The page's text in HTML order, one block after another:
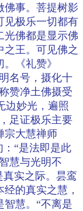
佛事。菩提树影
见极乐一切都有
光佛都是显示佛
王。可见佛之
《礼赞》
名号，摄化十
赞净土佛摄受
边妙光，遍照
足证极乐主要
宗大慧禅师
：“是法即是此
慧与光明不
真实之际。昙鸾
的真实之慧，
智慧。“不离是